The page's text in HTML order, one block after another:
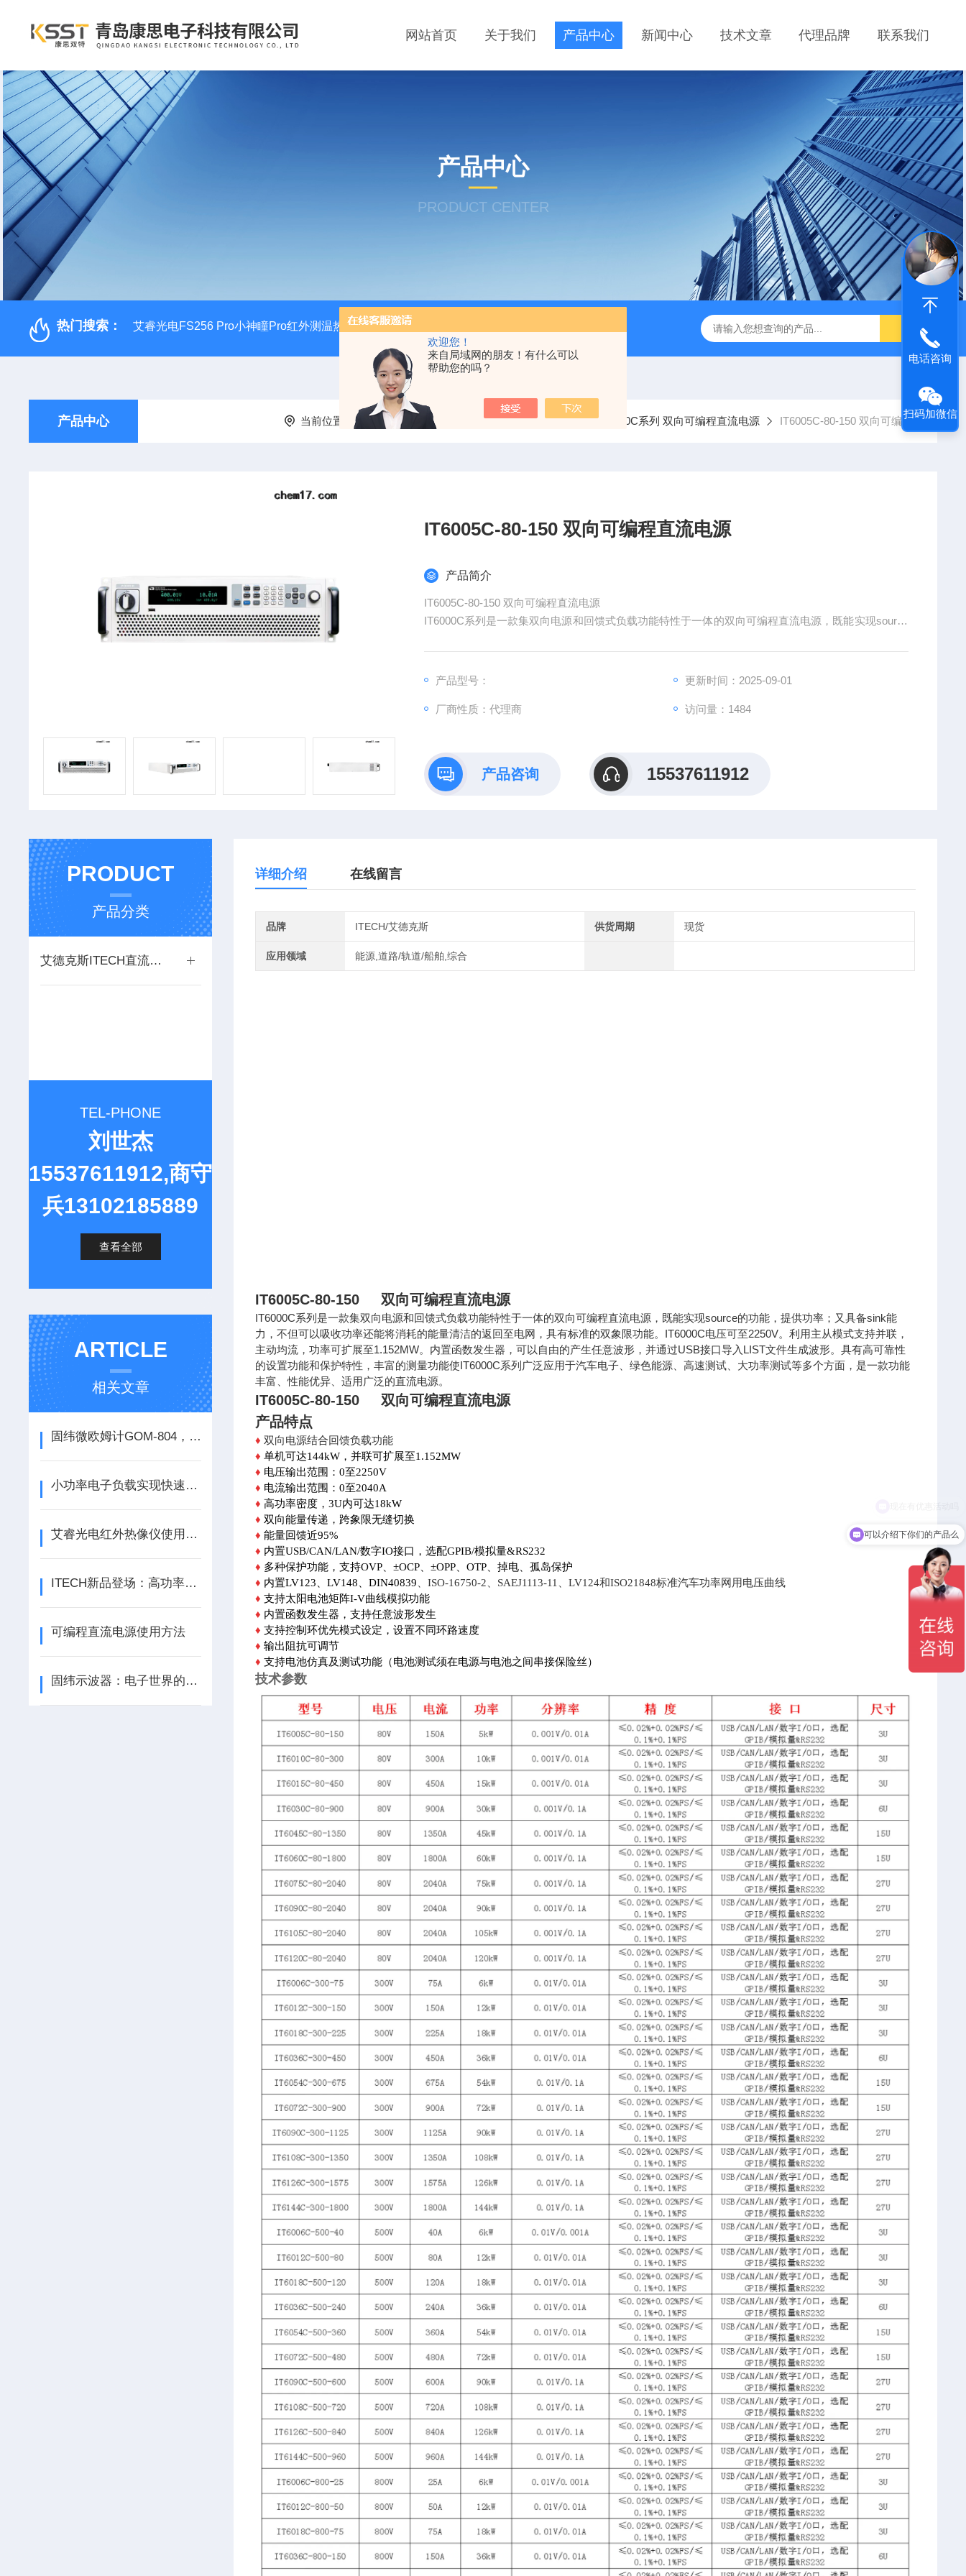
欢迎您！
来自局域网的朋友！有什么可以
帮助您的吗？
网站首页 关于我们 产品中心 新闻中心 技术文章 代理品牌 联系我们
产品中心
PRODUCT CENTER
热门搜索： 艾睿光电FS256 Pro小神瞳Pro红外测温热像仪 固纬 AFG-2225 双通道任意波信号发生器 APS-7050E 交流电源 固纬 GSP-730 频谱分析仪 艾睿光电
产品中心 当前位置： 首页 产品中心 艾德克斯ITECH直流电源 IT6000C系列 双向可编程直流电源 IT6005C-80-150 双向可编程直流电源
IT6005C-80-150 双向可编程直流电源
产品简介
IT6005C-80-150 双向可编程直流电源
IT6000C系列是一款集双向电源和回馈式负载功能特性于一体的双向可编程直流电源，既能实现source
W。产品型号： 更新时间：2025-09-01
厂商性质：代理商 访问量：1484
产品咨询 15537611912
PRODUCT
产品分类
艾德克斯ITECH直流电源
TEL-PHONE
刘世杰
15537611912,商守
兵13102185889
查看全部
ARTICLE
相关文章
固纬微欧姆计GOM-804，GOM-805两种开机设定的用途
小功率电子负载实现快速负载瞬态测试
艾睿光电红外热像仪使用指南和操作要点
ITECH新品登场：高功率密度、一机多用的回馈式电网模拟器
可编程直流电源使用方法
固纬示波器：电子世界的“显微镜”
详细介绍 在线留言
品牌 ITECH/艾德克斯 供货周期 现货
应用领域 能源,道路/轨道/船舶,综合
IT6005C-80-150 双向可编程直流电源
IT6000C系列是一款集双向电源和回馈式负载功能特性于一体的双向可编程直流电源，既能实现source的功能，提供功率；又具备sink能
力，不但可以吸收功率还能将消耗的能量清洁的返回至电网，具有标准的双象限功能。IT6000C电压可至2250V。利用主从模式支持并联，
主动均流，功率可扩展至1.152MW。内置函数发生器，可以自由的产生任意波形，并通过USB接口导入LIST文件生成波形。具有高可靠性
的设置功能和保护特性，丰富的测量功能使IT6000C系列广泛应用于汽车电子、绿色能源、高速测试、大功率测试等多个方面，是一款功能
丰富、性能优异、适用广泛的直流电源。
IT6005C-80-150 双向可编程直流电源
产品特点
♦ 双向电源结合回馈负载功能
♦ 单机可达144kW，并联可扩展至1.152MW
♦ 电压输出范围：0至2250V
♦ 电流输出范围：0至2040A
♦ 高功率密度，3U内可达18kW
♦ 双向能量传递，跨象限无缝切换
♦ 能量回馈近95%
♦ 内置USB/CAN/LAN/数字IO接口，选配GPIB/模拟量&RS232
♦ 多种保护功能，支持OVP、±OCP、±OPP、OTP、掉电、孤岛保护
♦ 内置LV123、LV148、DIN40839 、ISO-16750-2、SAEJ1113-11、LV124和ISO21848标准汽车功率网用电压曲线
♦ 支持太阳电池矩阵I-V曲线模拟功能
♦ 内置函数发生器，支持任意波形发生
♦ 支持控制环优先模式设定，设置不同环路速度
♦ 输出阻抗可调节
♦ 支持电池仿真及测试功能（电池测试须在电源与电池之间串接保险丝）
技术参数
电话咨询
扫码加微信
可以介绍下你们的产品么